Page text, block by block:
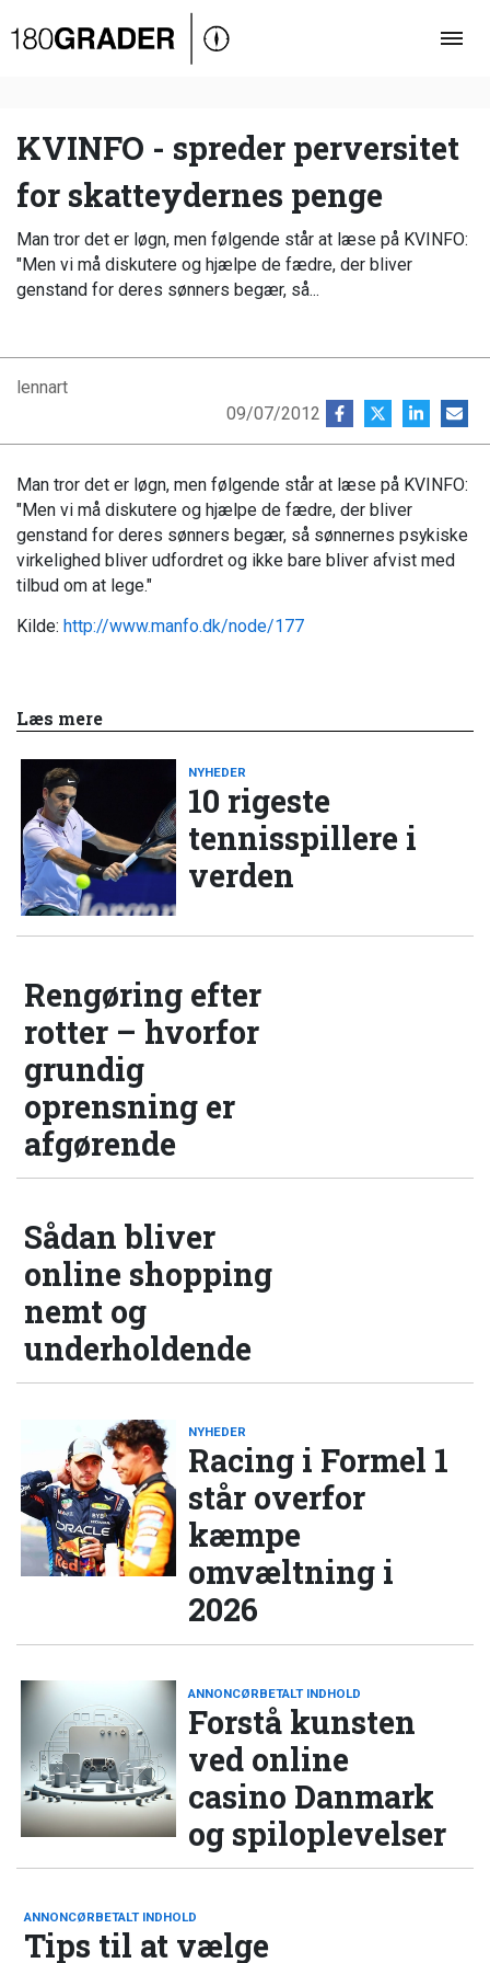
Oversigt
Debat
Video
Podcast
KVINFO - spreder perversitet
for skatteydernes penge
Man tror det er løgn, men følgende står at læse på KVINFO:
"Men vi må diskutere og hjælpe de fædre, der bliver
genstand for deres sønners begær, så...
lennart
09/07/2012
Man tror det er løgn, men følgende står at læse på KVINFO:
"Men vi må diskutere og hjælpe de fædre, der bliver
genstand for deres sønners begær, så sønnernes psykiske
virkelighed bliver udfordret og ikke bare bliver afvist med
tilbud om at lege."
Kilde: http://www.manfo.dk/node/177
Læs mere
NYHEDER
10 rigeste
tennisspillere i
verden
Rengøring efter
rotter – hvorfor
grundig
oprensning er
afgørende
Sådan bliver
online shopping
nemt og
underholdende
NYHEDER
Racing i Formel 1
står overfor
kæmpe
omvæltning i
2026
ANNONCØRBETALT INDHOLD
Forstå kunsten
ved online
casino Danmark
og spiloplevelser
ANNONCØRBETALT INDHOLD
Tips til at vælge